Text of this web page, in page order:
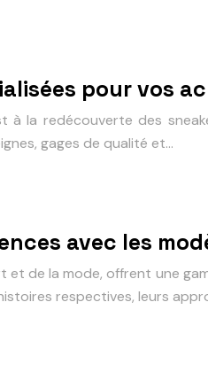
pour vos
la redécouverte des
gages de qualité et…
avec les
et de la mode, offrent une
respectives, leurs